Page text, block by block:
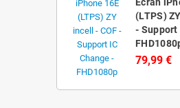
(LTPS)
- Support
79,99 €